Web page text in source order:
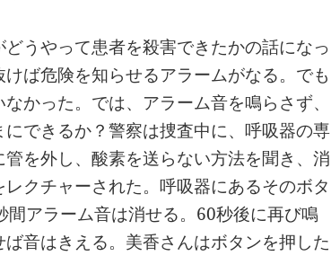
うやって患者を殺害できたかの話になっ
ば危険を知らせるアラームがなる。でも
かった。では、アラーム音を鳴らさず、
できるか？警察は捜査中に、呼吸器の専
を外し、酸素を送らない方法を聞き、消
クチャーされた。呼吸器にあるそのボタ
アラーム音は消せる。60秒後に再び鳴
音はきえる。美香さんはボタンを押した